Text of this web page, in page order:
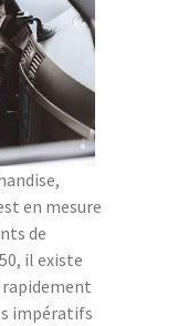
en mesure
de
il existe
impératifs